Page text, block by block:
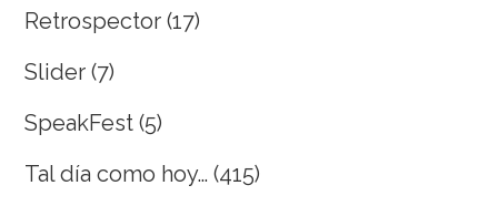
Retrospector (17)
Slider (7)
SpeakFest (5)
Tal día como hoy… (415)